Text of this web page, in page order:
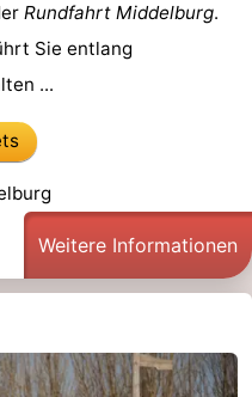
Rundfahrt Middelburg.
Sie entlang
...
Weitere Informationen